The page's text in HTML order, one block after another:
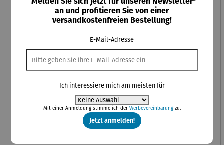
an und profitieren Sie von einer
versandkostenfreien Bestellung!
E-Mail-Adresse
Ich interessiere mich am meisten für
Mit einer Anmeldung stimme ich der Werbevereinbarungzu.
Jetzt anmelden!